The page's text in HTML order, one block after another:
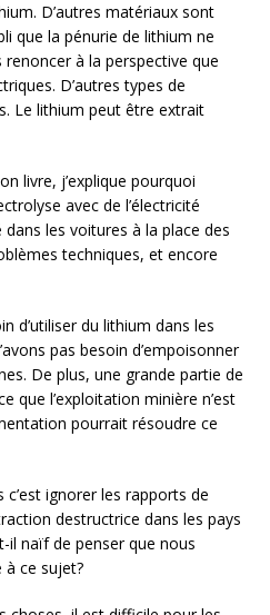
D’autres matériaux sont
que la pénurie de lithium ne
à la perspective que
D’autres types de
Le lithium peut être extrait
livre, j’explique pourquoi
avec de l’électricité
les voitures à la place des
techniques, et encore
d’utiliser du lithium dans les
pas besoin d’empoisonner
De plus, une grande partie de
que l’exploitation minière n’est
pourrait résoudre ce
ignorer les rapports de
destructrice dans les pays
il naïf de penser que nous
à ce sujet?